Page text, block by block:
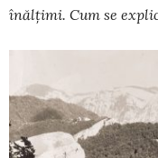
înălțimi. Cum se